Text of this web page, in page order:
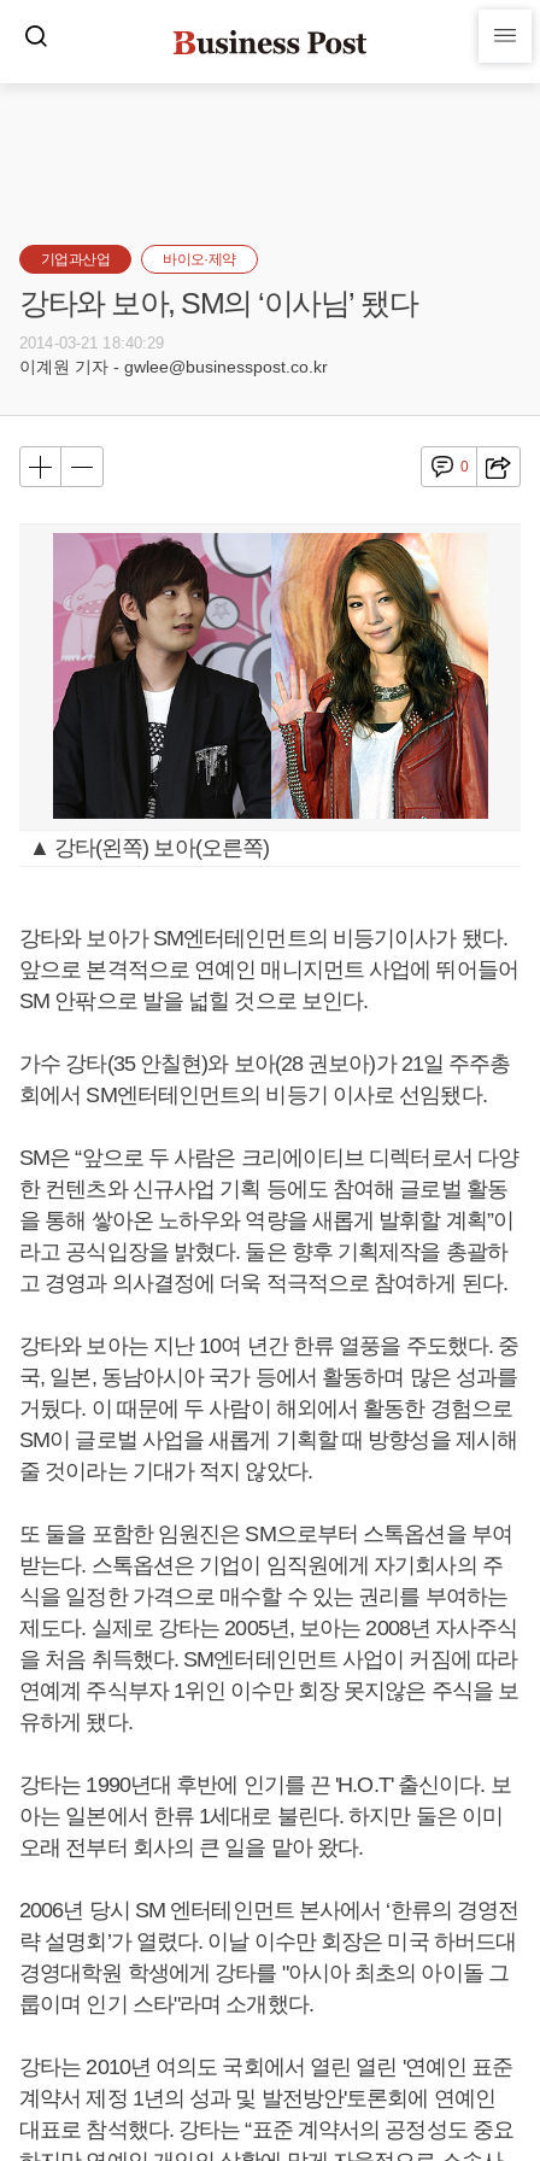
기업과산업 바이오·제약
강타와 보아, SM의 ‘이사님’ 됐다
2014-03-21 18:40:29
이계원 기자 - gwlee@businesspost.co.kr
0
▲ 강타(왼쪽) 보아(오른쪽)
강타와 보아가 SM엔터테인먼트의 비등기이사가 됐다.
앞으로 본격적으로 연예인 매니지먼트 사업에 뛰어들어
SM 안팎으로 발을 넓힐 것으로 보인다.
가수 강타(35 안칠현)와 보아(28 권보아)가 21일 주주총
회에서 SM엔터테인먼트의 비등기 이사로 선임됐다.
SM은 “앞으로 두 사람은 크리에이티브 디렉터로서 다양
한 컨텐츠와 신규사업 기획 등에도 참여해 글로벌 활동
을 통해 쌓아온 노하우와 역량을 새롭게 발휘할 계획”이
라고 공식입장을 밝혔다. 둘은 향후 기획제작을 총괄하
고 경영과 의사결정에 더욱 적극적으로 참여하게 된다.
강타와 보아는 지난 10여 년간 한류 열풍을 주도했다. 중
국, 일본, 동남아시아 국가 등에서 활동하며 많은 성과를
거뒀다. 이 때문에 두 사람이 해외에서 활동한 경험으로
SM이 글로벌 사업을 새롭게 기획할 때 방향성을 제시해
줄 것이라는 기대가 적지 않았다.
또 둘을 포함한 임원진은 SM으로부터 스톡옵션을 부여
받는다. 스톡옵션은 기업이 임직원에게 자기회사의 주
식을 일정한 가격으로 매수할 수 있는 권리를 부여하는
제도다. 실제로 강타는 2005년, 보아는 2008년 자사주식
을 처음 취득했다. SM엔터테인먼트 사업이 커짐에 따라
연예계 주식부자 1위인 이수만 회장 못지않은 주식을 보
유하게 됐다.
강타는 1990년대 후반에 인기를 끈 'H.O.T' 출신이다. 보
아는 일본에서 한류 1세대로 불린다. 하지만 둘은 이미
오래 전부터 회사의 큰 일을 맡아 왔다.
2006년 당시 SM 엔터테인먼트 본사에서 ‘한류의 경영전
략 설명회’가 열렸다. 이날 이수만 회장은 미국 하버드대
경영대학원 학생에게 강타를 "아시아 최초의 아이돌 그
룹이며 인기 스타"라며 소개했다.
강타는 2010년 여의도 국회에서 열린 열린 '연예인 표준
계약서 제정 1년의 성과 및 발전방안'토론회에 연예인
대표로 참석했다. 강타는 “표준 계약서의 공정성도 중요